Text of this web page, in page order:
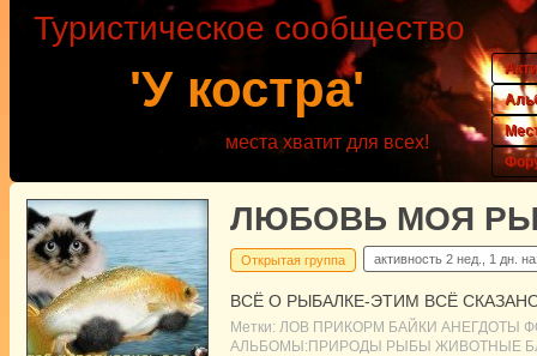
'У костра'
Туристическое сообщество
места хватит для всех!
ЛЮБОВЬ МОЯ
Открытая группа активность 2 нед., 1 дн.
ВСЁ О РЫБАЛКЕ-ЭТИМ ВСЁ
Метки: ЛОВ ПРИКОРМ БАЙКИ АНЕГДОТЫ
АЛЬБОМЫ:ПРИРОДЫ
РЫБЫ ЖИВОТНЫЕ